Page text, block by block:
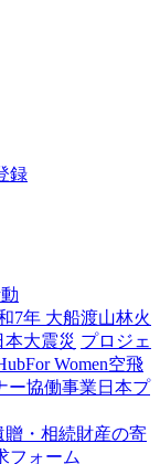
録
7年 大船渡山林火
本大震災 プロジェ
For Women空飛
ー協働事業 日本プ
贈・相続財産の寄
フォーム